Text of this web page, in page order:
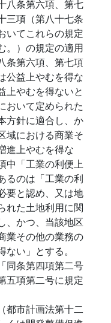
八条第六項、第七
三項（第八十七条
いてこれらの規定
。）の規定の適用
条第六項、第七項
公益上やむを得な
上やむを得ないと
おいて定められた
方針に適合し、か
域における商業そ
進上やむを得な
中「工業の利便上
るのは「工業の利
要と認め、又は地
れた土地利用に関
、かつ、当該地区
業その他の業務の
い」とする。
同条第四項第二号
五項第二号に規定
都市計画法第十二